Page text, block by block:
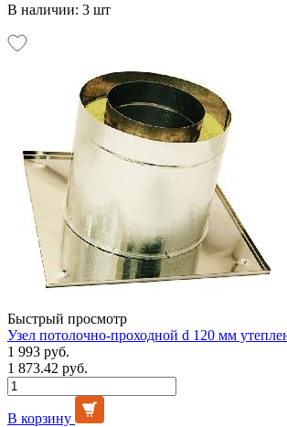
В наличии: 3 шт
Быстрый просмотр
Узел потолочно-проходной d 120 мм
1 993 руб.
1 873.42 руб.
В корзину